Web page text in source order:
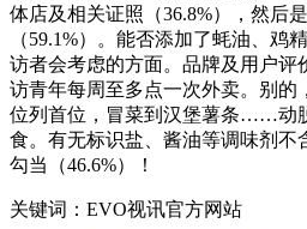
体店及相关证照（36.8%），然后
（59.1%）。能否添加了蚝油、鸡
访者会考虑的方面。品牌及用户评
访青年每周至多点一次外卖。别的
位列首位，冒菜到汉堡薯条……动
食。有无标识盐、酱油等调味剂不
勾当（46.6%）！
关键词：EVO视讯官方网站